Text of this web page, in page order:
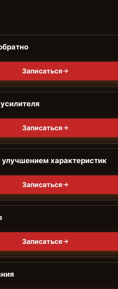
Записаться
Записаться
характеристик
Записаться
Записаться